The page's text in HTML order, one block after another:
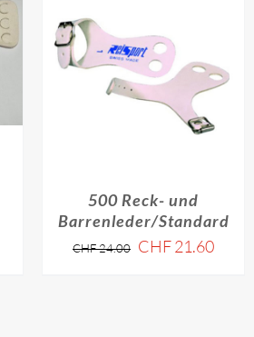
500 Reck- und
Barrenleder/Standard
CHF24.00 CHF21.60